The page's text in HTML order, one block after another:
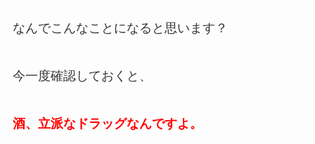
なんでこんなことになると思います？
今一度確認しておくと、
酒、立派なドラッグなんですよ。